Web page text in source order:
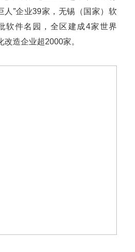
人”企业39家，无锡（国家）软
软件名园，全区建成4家世界
改造企业超2000家。